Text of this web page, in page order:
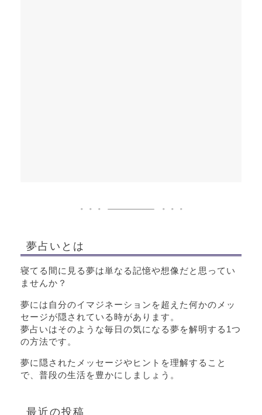
夢占いとは
寝てる間に見る夢は単なる記憶や想像だと思ってい
ませんか？
夢には自分のイマジネーションを超えた何かのメッ
セージが隠されている時があります。
夢占いはそのような毎日の気になる夢を解明する1つ
の方法です。
夢に隠されたメッセージやヒントを理解すること
で、普段の生活を豊かにしましょう。
最近の投稿